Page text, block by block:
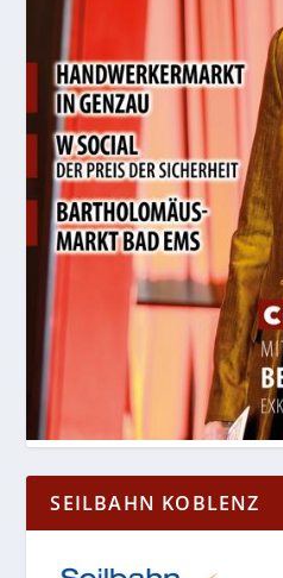
SEILBAHN KOBLENZ